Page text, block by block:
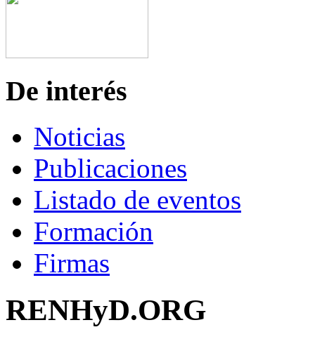
De interés
Noticias
Publicaciones
Listado de eventos
Formación
Firmas
RENHyD.ORG